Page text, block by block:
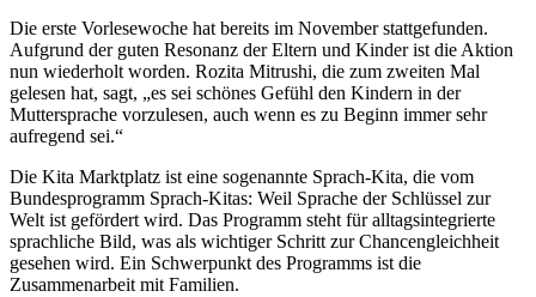
Die erste Vorlesewoche hat bereits im November stattgefunden.
Aufgrund der guten Resonanz der Eltern und Kinder ist die Aktion
nun wiederholt worden. Rozita Mitrushi, die zum zweiten Mal
gelesen hat, sagt, „es sei schönes Gefühl den Kindern in der
Muttersprache vorzulesen, auch wenn es zu Beginn immer sehr
aufregend sei.“
Die Kita Marktplatz ist eine sogenannte Sprach-Kita, die vom
Bundesprogramm Sprach-Kitas: Weil Sprache der Schlüssel zur
Welt ist gefördert wird. Das Programm steht für alltagsintegrierte
sprachliche Bild, was als wichtiger Schritt zur Chancengleichheit
gesehen wird. Ein Schwerpunkt des Programms ist die
Zusammenarbeit mit Familien.